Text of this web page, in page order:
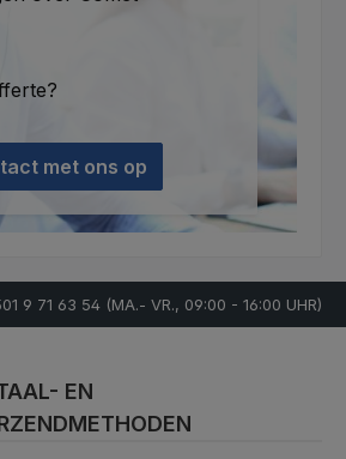
met ons op
9 71 63 54 (MA.- VR., 09:00 - 16:00 UHR)
EN